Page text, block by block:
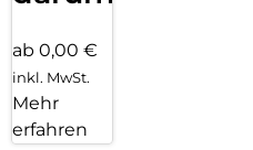
ab 0,00 €
inkl. MwSt.
Mehr
erfahren